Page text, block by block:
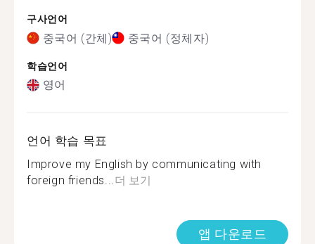
구사언어
중국어 (간체) 중국어 (정체자)
학습언어
영어
언어 학습 목표
Improve my English by communicating with
foreign friends...더 보기
앱 다운로드